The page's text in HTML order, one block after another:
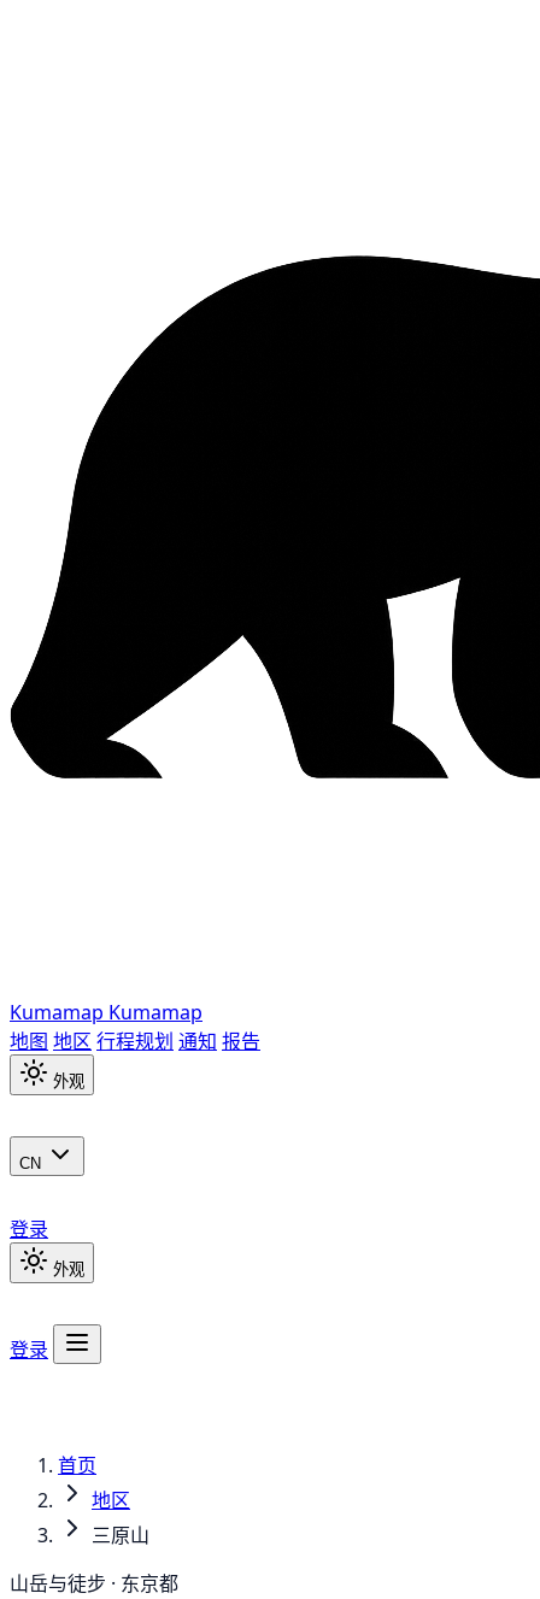
Kumamap Kumamap
地图 地区 行程规划 通知 报告
外观
CN
登录
外观
登录
首页
地区
三原山
山岳与徒步 · 东京都